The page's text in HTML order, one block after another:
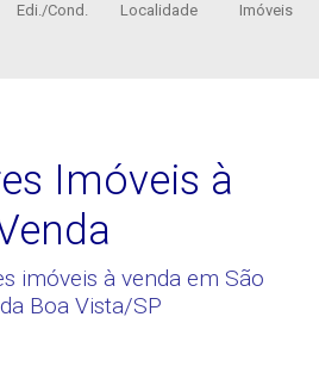
Edi./Cond. Localidade Imóveis
Imóveis à
imóveis à venda em São
Boa Vista/SP